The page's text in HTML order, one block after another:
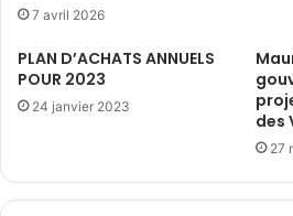
7 avril 2026
PLAN D’ACHATS ANNUELS
POUR 2023
24 janvier 2023
des
27